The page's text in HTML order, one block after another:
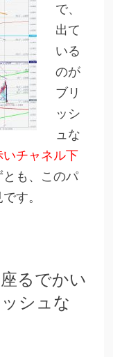
で、
出て
いる
のが
ブリ
ッシ
ュな
チャネル下
とも、このパ
す。
るでかい
シュな